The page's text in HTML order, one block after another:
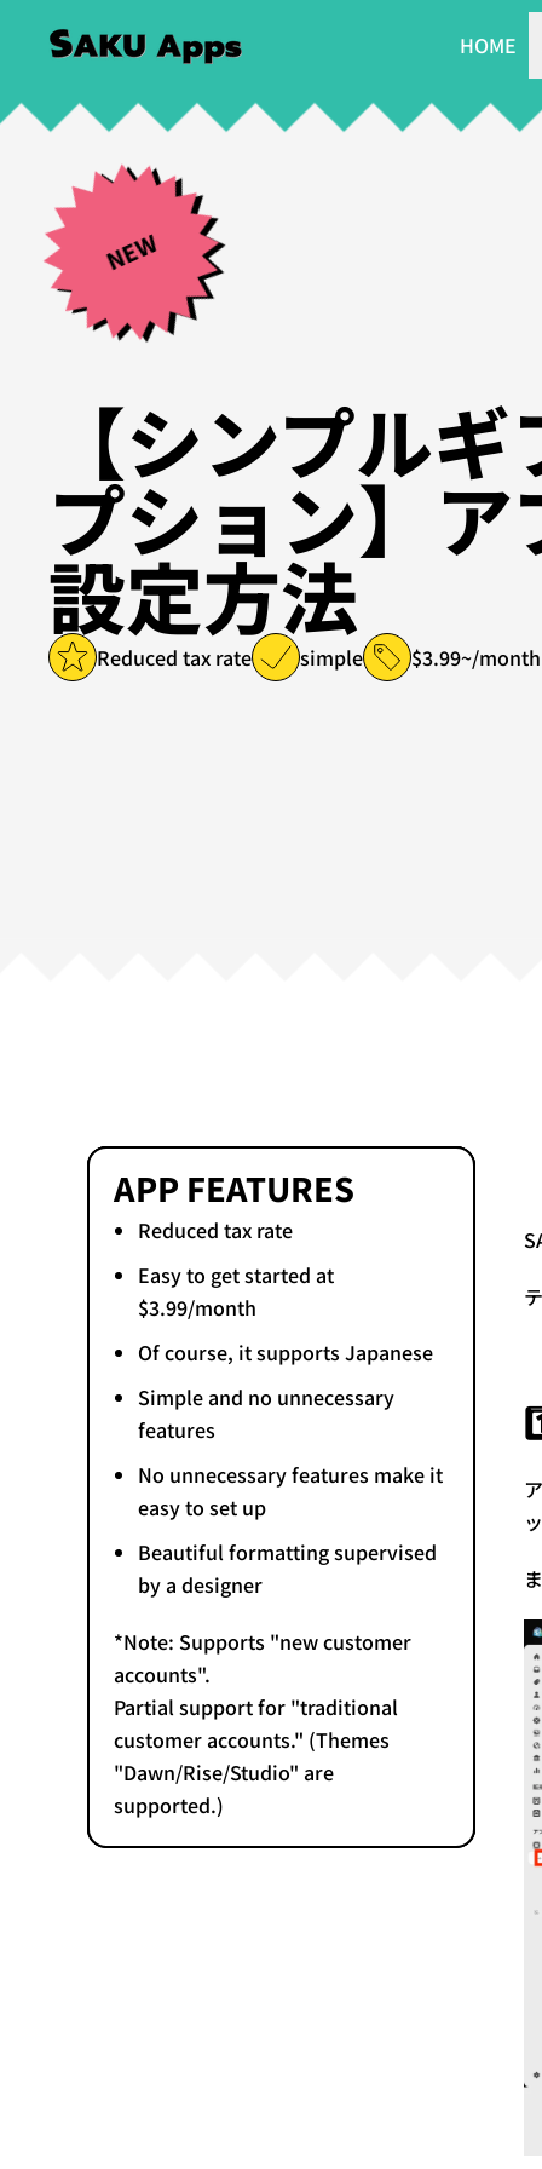
HOME
【シンプル
プション】
設定方法
Reduced tax rate simple $3.99~/month
NEW
APP FEATURES
Reduced tax rate
Easy to get started at
$3.99/month
Of course, it supports Japanese
Simple and no unnecessary
features
No unnecessary features make it
easy to set up
Beautiful formatting supervised
by a designer
*Note: Supports "new customer
accounts".
Partial support for "traditional
customer accounts." (Themes
"Dawn/Rise/Studio" are
supported.)